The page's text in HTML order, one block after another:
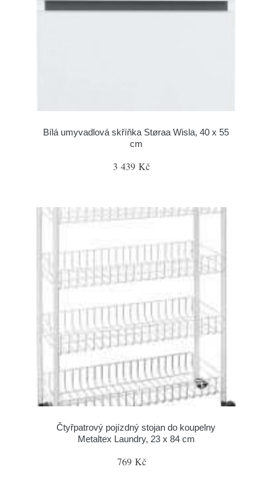
Bílá umyvadlová skříňka Støraa Wisla, 40 x 55
cm
3 439 Kč
Čtyřpatrový pojízdný stojan do koupelny
Metaltex Laundry, 23 x 84 cm
769 Kč